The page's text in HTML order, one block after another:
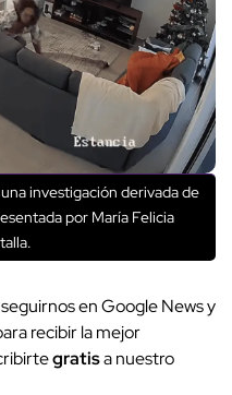
investigación derivada de
por María Felicia
en Google News y
recibir la mejor
gratisa nuestro